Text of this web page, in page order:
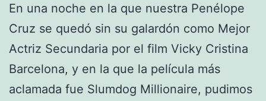
En una noche en la que nuestra Penélope
Cruz se quedó sin su galardón como Mejor
Actriz Secundaria por el film Vicky Cristina
Barcelona, y en la que la película más
aclamada fue Slumdog Millionaire, pudimos